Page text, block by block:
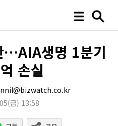
…AIA생명 1분기
손실
(금) 13:58